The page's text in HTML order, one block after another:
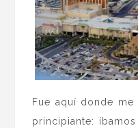
Fue aquí donde
principiante: